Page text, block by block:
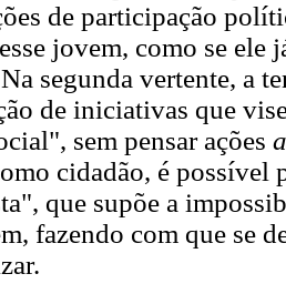
de participação
jovem, como se ele
segunda vertente, a
de iniciativas que
sem pensar ações
cidadão, é possível
que supõe a
fazendo com que se